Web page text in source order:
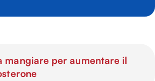
mangiare per aumentare il